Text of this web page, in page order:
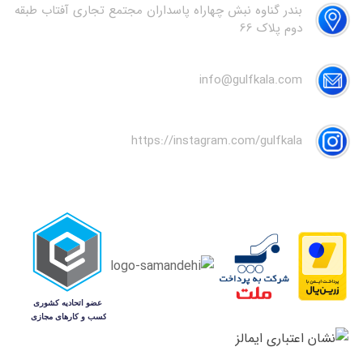
بندر گناوه نبش چهاراه پاسداران مجتمع تجاری آفتاب طبقه
دوم پلاک 66
info@gulfkala.com
https://instagram.com/gulfkala